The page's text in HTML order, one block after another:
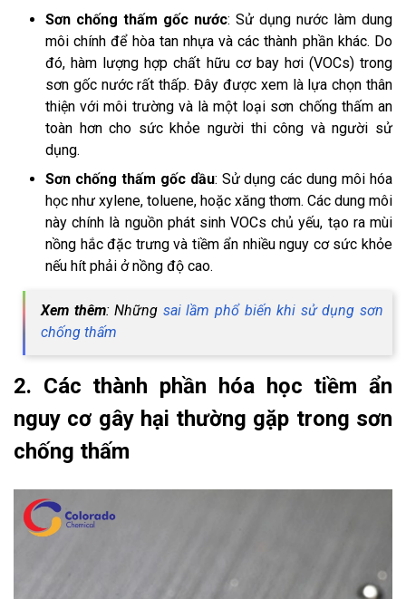
Sơn chống thấm gốc nước: Sử dụng nước làm dung
môi chính để hòa tan nhựa và các thành phần khác. Do
đó, hàm lượng hợp chất hữu cơ bay hơi (VOCs) trong
sơn gốc nước rất thấp. Đây được xem là lựa chọn thân
thiện với môi trường và là một loại sơn chống thấm an
toàn hơn cho sức khỏe người thi công và người sử
dụng.
Sơn chống thấm gốc dầu: Sử dụng các dung môi hóa
học như xylene, toluene, hoặc xăng thơm. Các dung môi
này chính là nguồn phát sinh VOCs chủ yếu, tạo ra mùi
nồng hắc đặc trưng và tiềm ẩn nhiều nguy cơ sức khỏe
nếu hít phải ở nồng độ cao.
Xem thêm: Những sai lầm phổ biến khi sử dụng sơn
chống thấm
2. Các thành phần hóa học tiềm ẩn
nguy cơ gây hại thường gặp trong sơn
chống thấm